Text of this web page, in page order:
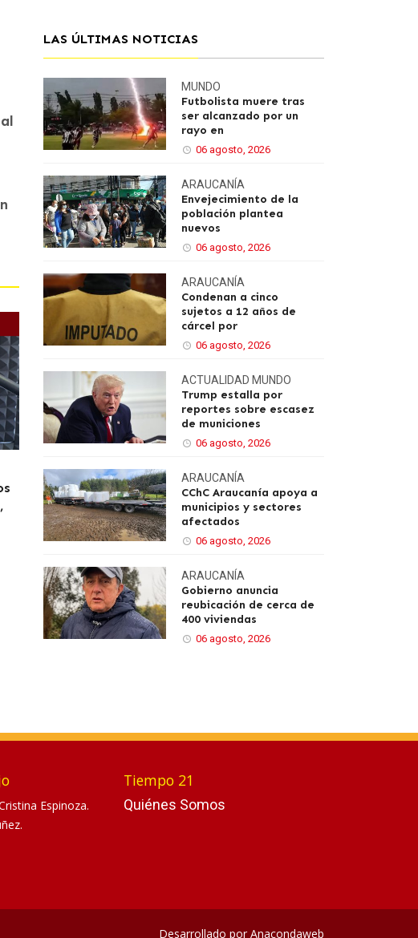
LAS ÚLTIMAS NOTICIAS
MUNDO
Futbolista muere tras
ser alcanzado por un
rayo en
06 agosto, 2026
ARAUCANÍA
Envejecimiento de la
población plantea
nuevos
06 agosto, 2026
ARAUCANÍA
Condenan a cinco
sujetos a 12 años de
cárcel por
06 agosto, 2026
ACTUALIDAD MUNDO
Trump estalla por
reportes sobre escasez
de municiones
06 agosto, 2026
ARAUCANÍA
CChC Araucanía apoya a
municipios y sectores
afectados
06 agosto, 2026
ARAUCANÍA
Gobierno anuncia
reubicación de cerca de
400 viviendas
06 agosto, 2026
Espinoza.
Tiempo 21
Quiénes Somos
Desarrollado por Anacondaweb